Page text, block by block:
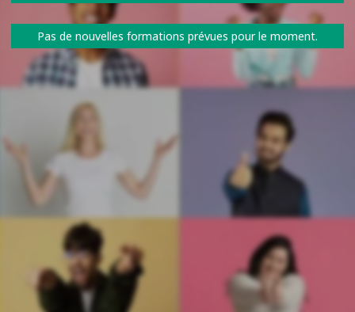
Pas de nouvelles formations prévues pour le moment.